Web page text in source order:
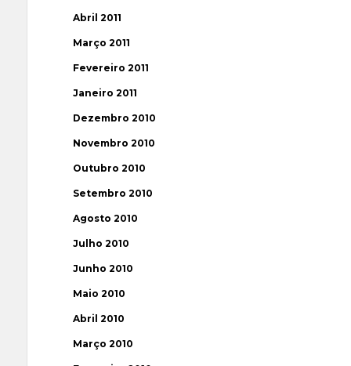
Abril 2011
Março 2011
Fevereiro 2011
Janeiro 2011
Dezembro 2010
Novembro 2010
Outubro 2010
Setembro 2010
Agosto 2010
Julho 2010
Junho 2010
Maio 2010
Abril 2010
Março 2010